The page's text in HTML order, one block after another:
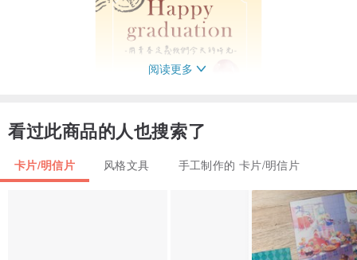
阅读更多
看过此商品的人也搜索了
卡片/明信片 风格文具 手工制作的 卡片/明信片